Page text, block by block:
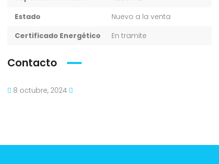
Estado
Nuevo a la venta
Certificado Energético
En tramite
Contacto
8 octubre, 2024